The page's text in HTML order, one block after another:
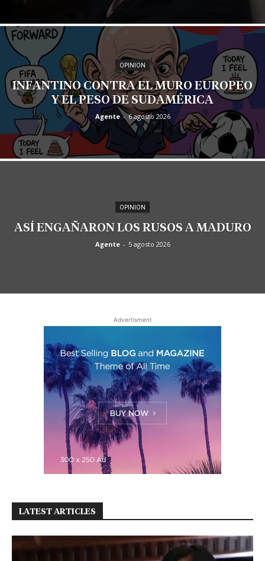
OPINION
INFANTINO CONTRA EL MURO EUROPEO
Y EL PESO DE SUDAMÉRICA
Agente - 6 agosto 2026
OPINION
ASÍ ENGAÑARON LOS RUSOS A MADURO
Agente - 5 agosto 2026
Advertisment
LATEST ARTICLES